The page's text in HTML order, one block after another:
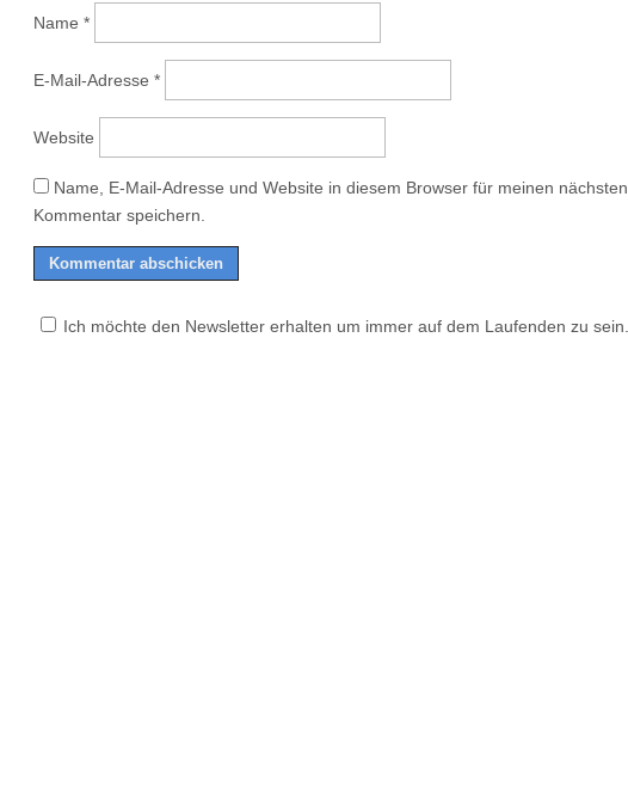
Name *
E-Mail-Adresse *
Website
Name, E-Mail-Adresse und Website in diesem Browser für meinen nächsten
Kommentar speichern.
Ich möchte den Newsletter erhalten um immer auf dem Laufenden zu sein.